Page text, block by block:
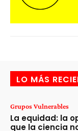
LO MÁS
Grupos Vulnerables
La equidad: la
que la ciencia